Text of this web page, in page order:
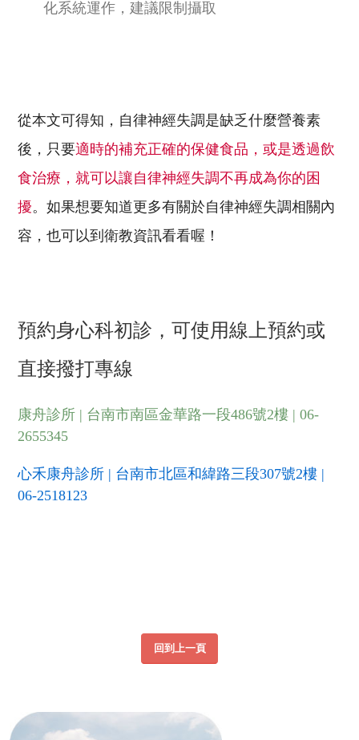
化系統運作，建議限制攝取
從本文可得知，自律神經失調是缺乏什麼營養素
後，只要適時的補充正確的保健食品，或是透過飲
食治療，就可以讓自律神經失調不再成為你的困
擾。如果想要知道更多有關於自律神經失調相關內
容，也可以到衛教資訊看看喔！
預約身心科初診，可使用線上預約或
直接撥打專線
康舟診所 | 台南市南區金華路一段486號2樓 | 06-
2655345
心禾康舟診所 | 台南市北區和緯路三段307號2樓 |
06-2518123